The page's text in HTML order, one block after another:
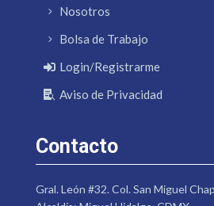
Nosotros
Bolsa de Trabajo
Login/Registrarme
Aviso de Privacidad
Contacto
Gral. León #32. Col. San Miguel